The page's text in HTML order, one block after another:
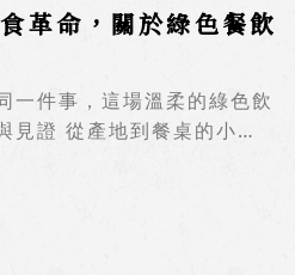
公司營運上的需要，也照顧
數百名教職員，成立已經近
和肯定。因為幼兒教育的
的比例是適逢婚育階段的
只要我們稍微改變一下習
融入生活。至於要如何達
冠影響⼒投資創辦⼈且有
楊家彥 先生，透過「永續
一天的歷程當中，接觸到永
革命，關於綠色餐飲
一件事，這場溫柔的綠色飲
桌的小農